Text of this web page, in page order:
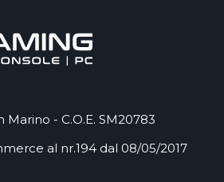
- C.O.E. SM20783
al nr.194 dal 08/05/2017